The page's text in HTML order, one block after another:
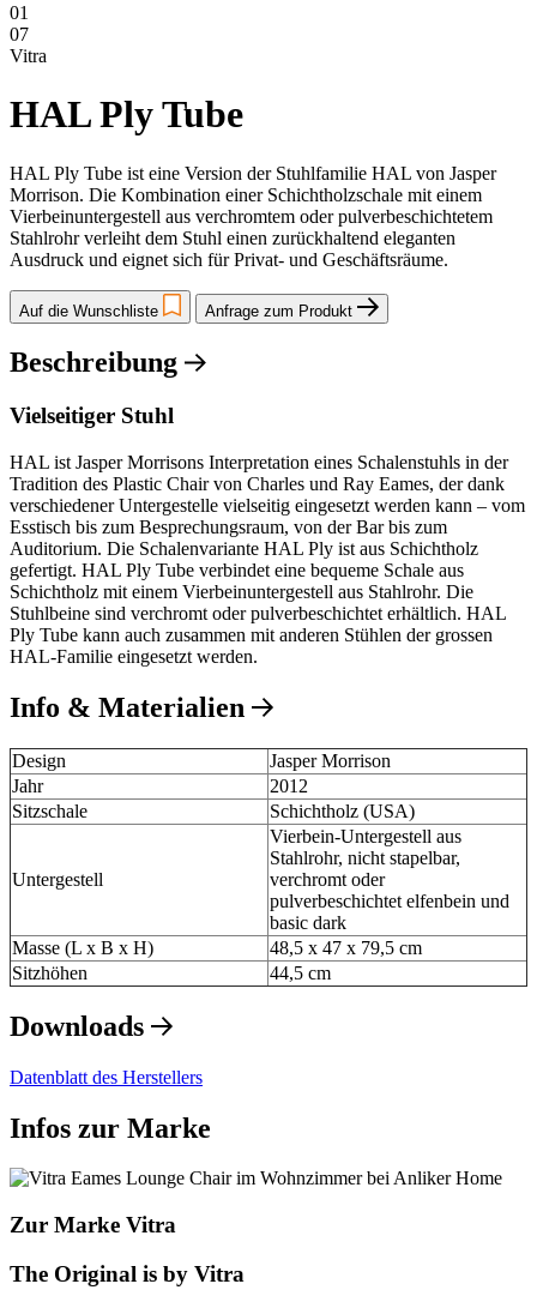
01
07
Vitra
HAL Ply Tube
HAL Ply Tube ist eine Version der Stuhlfamilie HAL von Jasper
Morrison. Die Kombination einer Schichtholzschale mit einem
Vierbeinuntergestell aus verchromtem oder pulverbeschichtetem
Stahlrohr verleiht dem Stuhl einen zurückhaltend eleganten
Ausdruck und eignet sich für Privat- und Geschäftsräume.
Auf die Wunschliste Anfrage zum Produkt
Beschreibung
Vielseitiger Stuhl
HAL ist Jasper Morrisons Interpretation eines Schalenstuhls in der
Tradition des Plastic Chair von Charles und Ray Eames, der dank
verschiedener Untergestelle vielseitig eingesetzt werden kann – vom
Esstisch bis zum Besprechungsraum, von der Bar bis zum
Auditorium. Die Schalenvariante HAL Ply ist aus Schichtholz
gefertigt. HAL Ply Tube verbindet eine bequeme Schale aus
Schichtholz mit einem Vierbeinuntergestell aus Stahlrohr. Die
Stuhlbeine sind verchromt oder pulverbeschichtet erhältlich. HAL
Ply Tube kann auch zusammen mit anderen Stühlen der grossen
HAL-Familie eingesetzt werden.
Info & Materialien
Design
Jasper Morrison
Jahr
2012
Sitzschale
Schichtholz (USA)
Untergestell
Vierbein-Untergestell aus
Stahlrohr, nicht stapelbar,
verchromt oder
pulverbeschichtet elfenbein und
basic dark
Masse (L x B x H)
48,5 x 47 x 79,5 cm
Sitzhöhen
44,5 cm
Downloads
Datenblatt des Herstellers
Infos zur Marke
Zur Marke Vitra
The Original is by Vitra